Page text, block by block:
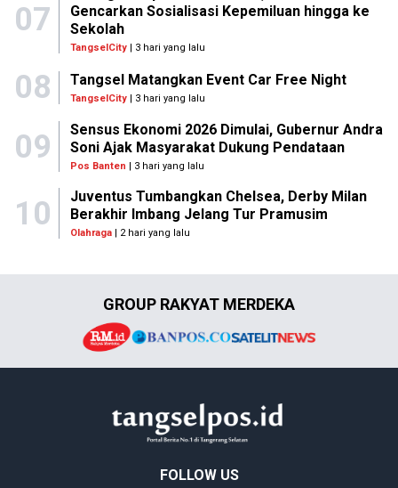
07
Gencarkan Sosialisasi Kepemiluan hingga ke
Sekolah
TangselCity| 3 hari yang lalu
08 Tangsel Matangkan Event Car Free Night
TangselCity | 3 hari yang lalu
09
Sensus Ekonomi 2026 Dimulai, Gubernur Andra
Soni Ajak Masyarakat Dukung Pendataan
Pos Banten | 3 hari yang lalu
10
Juventus Tumbangkan Chelsea, Derby Milan
Berakhir Imbang Jelang Tur Pramusim
Olahraga| 2 hari yang lalu
GROUP RAKYAT MERDEKA
FOLLOW US